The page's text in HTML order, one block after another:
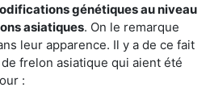
génétiques au niveau
asiatiques. On le remarque
leur apparence. Il y a de ce fait
frelon asiatique qui aient été
: